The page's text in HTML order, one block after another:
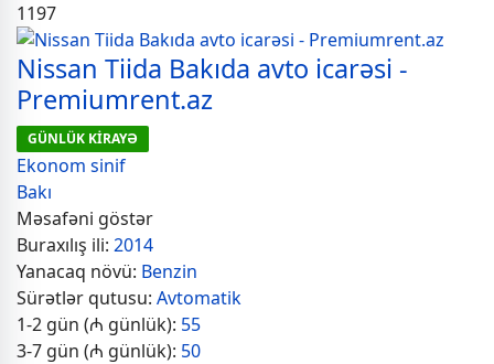
1197
Nissan Tiida Bakıda avto icarəsi -
Premiumrent.az
GÜNLÜK KİRAYƏ
Ekonom sinif
Bakı
Məsafəni göstər
Buraxılış ili: 2014
Yanacaq növü: Benzin
Sürətlər qutusu: Avtomatik
1-2 gün (₼ günlük): 55
3-7 gün (₼ günlük): 50